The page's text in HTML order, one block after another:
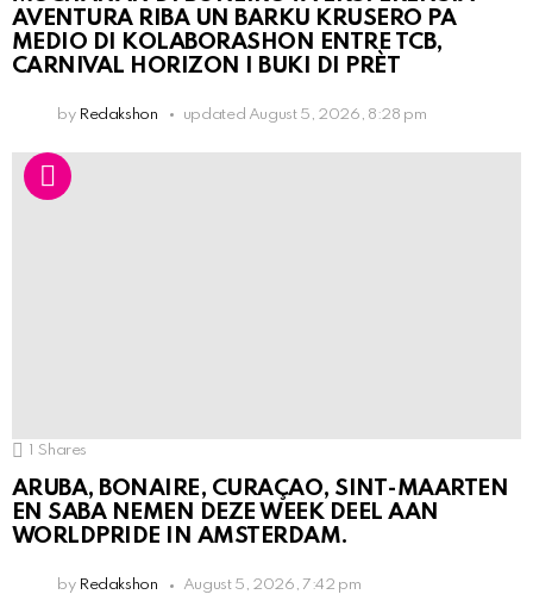
AVENTURA RIBA UN BARKU KRUSERO PA
MEDIO DI KOLABORASHON ENTRE TCB,
CARNIVAL HORIZON I BUKI DI PRÈT
by Redakshon updated August 5, 2026, 8:28 pm
1 Shares
ARUBA, BONAIRE, CURAÇAO, SINT-MAARTEN
EN SABA NEMEN DEZE WEEK DEEL AAN
WORLDPRIDE IN AMSTERDAM.
by Redakshon August 5, 2026, 7:42 pm